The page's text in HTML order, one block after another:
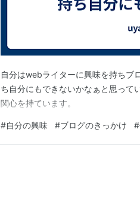
自分はwebライターに興味を持ちブ
ち自分にもできないかなぁと思って
関心を持ています。
#自分の興味 #ブログのきっかけ #